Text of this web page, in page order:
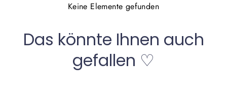
Keine Elemente gefunden
Das könnte Ihnen auch
gefallen ♡